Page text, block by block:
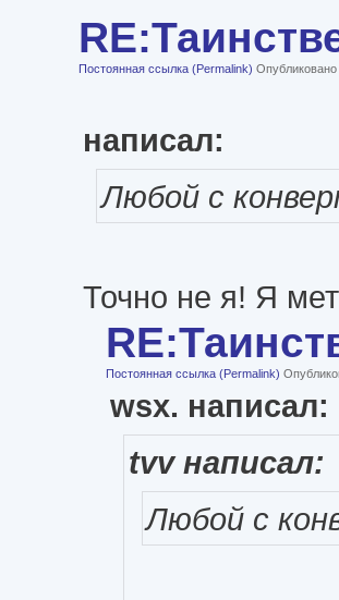
Постоянная ссылка (Permalink)
написал:
Любой с
Точно не я! Я
Постоянная ссылка (Permalink)
wsx. написал:
tvv написал:
Любой с